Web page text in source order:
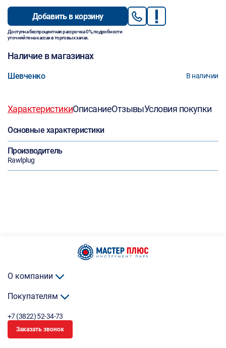
Добавить в корзину
Доступна беспроцентная рассрочка 0%, подробности
уточняйте на кассах в торговых залах.
Наличие в магазинах
Шевченко В наличии
ХарактеристикиОписаниеОтзывыУсловия покупки
Основные характеристики
Производитель
Rawlplug
О компании
Покупателям
+7 (3822) 52-34-73
Заказать звонок